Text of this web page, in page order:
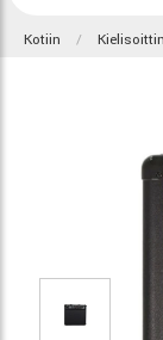
Kotiin